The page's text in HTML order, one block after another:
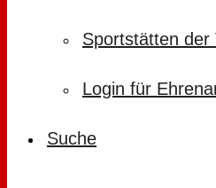
Sportstätten der
Login für
Suche